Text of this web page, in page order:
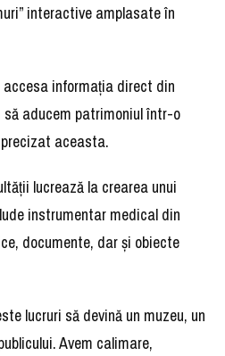
interactive amplasate în
informația direct din
aducem patrimoniul într-o
aceasta.
lucrează la crearea unui
instrumentar medical din
documente, dar și obiecte
lucruri să devină un muzeu, un
Avem calimare,